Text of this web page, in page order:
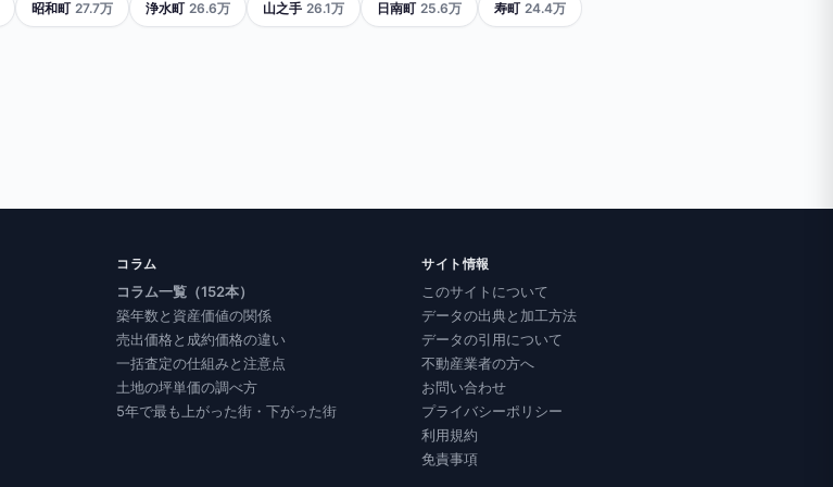
昭和町 27.7万 浄水町 26.6万 山之手 26.1万 日南町 25.6万 寿町 24.4万
コラム
コラム一覧（152本）
築年数と資産価値の関係
売出価格と成約価格の違い
一括査定の仕組みと注意点
土地の坪単価の調べ方
5年で最も上がった街・下がった街
サイト情報
このサイトについて
データの出典と加工方法
データの引用について
不動産業者の方へ
お問い合わせ
プライバシーポリシー
利用規約
免責事項